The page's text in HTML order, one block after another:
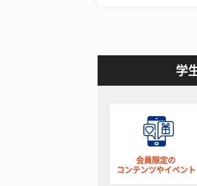
学
会員限定の
コンテンツやイベント